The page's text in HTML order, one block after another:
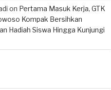
on Pertama Masuk Kerja, GTK
Kompak Bersihkan
Hadiah Siswa Hingga Kunjungi